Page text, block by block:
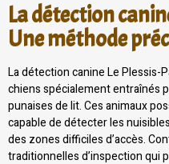
La détection
Une méthode
La détection canine Le Plessis-
chiens spécialement entraînés
punaises de lit. Ces animaux
capable de détecter les
des zones difficiles d’accès.
traditionnelles d’inspection qui